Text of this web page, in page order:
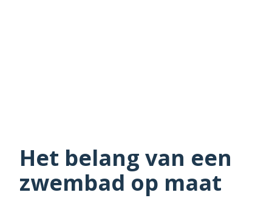
Het belang van een
zwembad op maat